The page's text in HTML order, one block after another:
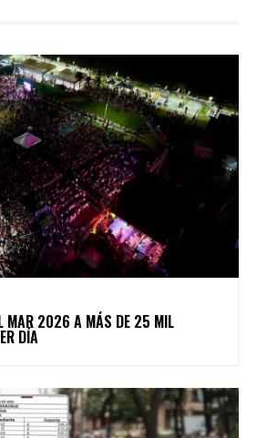
MAR 2026 A MÁS DE 25 MIL
DÍA